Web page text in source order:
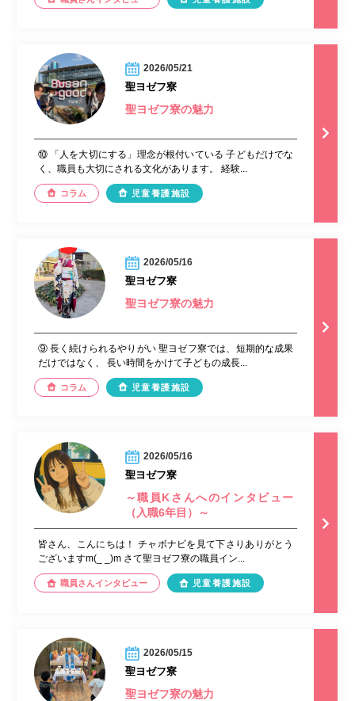
2026/05/21
聖ヨゼフ寮
聖ヨゼフ寮の魅力
⑩ 「人を大切にする」理念が根付いている 子どもだけでな
く、職員も大切にされる文化があります。 経験...
コラム 児童養護施設
2026/05/16
聖ヨゼフ寮
聖ヨゼフ寮の魅力
⑨ 長く続けられるやりがい 聖ヨゼフ寮では、短期的な成果
だけではなく、 長い時間をかけて子どもの成長...
コラム 児童養護施設
2026/05/16
聖ヨゼフ寮
～職員Kさんへのインタビュー
（入職6年目）～
皆さん、こんにちは！ チャボナビを見て下さりありがとう
ございますm(_ _)m さて聖ヨゼフ寮の職員イン...
職員さんインタビュー 児童養護施設
2026/05/15
聖ヨゼフ寮
聖ヨゼフ寮の魅力